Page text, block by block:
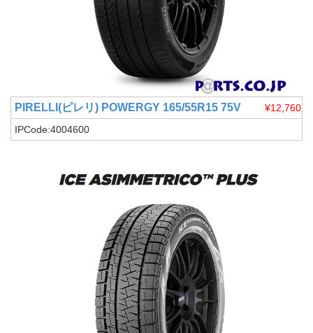
PIRELLI(ピレリ) POWERGY 165/55R15 75V
¥12,760
IPCode:4004600